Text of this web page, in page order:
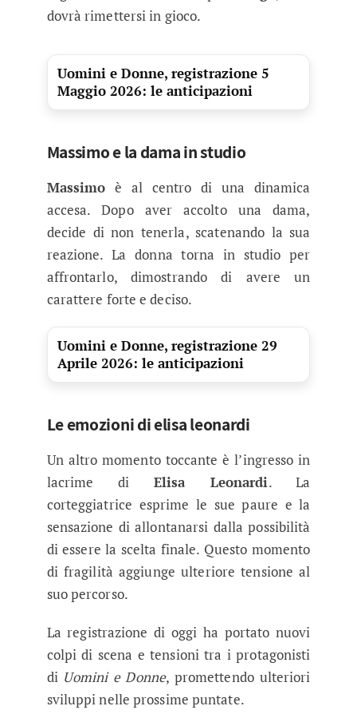
dovrà rimettersi in gioco.
Uomini e Donne, registrazione 5
Maggio 2026: le anticipazioni
Massimo e la dama in studio
Massimo è al centro di una dinamica
accesa. Dopo aver accolto una dama,
decide di non tenerla, scatenando la sua
reazione. La donna torna in studio per
affrontarlo, dimostrando di avere un
carattere forte e deciso.
Uomini e Donne, registrazione 29
Aprile 2026: le anticipazioni
Le emozioni di elisa leonardi
Un altro momento toccante è l’ingresso in
lacrime di Elisa Leonardi. La
corteggiatrice esprime le sue paure e la
sensazione di allontanarsi dalla possibilità
di essere la scelta finale. Questo momento
di fragilità aggiunge ulteriore tensione al
suo percorso.
La registrazione di oggi ha portato nuovi
colpi di scena e tensioni tra i protagonisti
di Uomini e Donne, promettendo ulteriori
sviluppi nelle prossime puntate.